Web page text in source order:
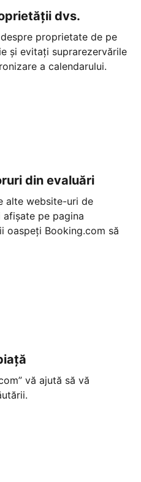
dvs.
proprietate de pe
și evitați suprarezervările
a calendarului.
din evaluări
alte website-uri de
pe pagina
oaspeți Booking.com să
vă ajută să vă